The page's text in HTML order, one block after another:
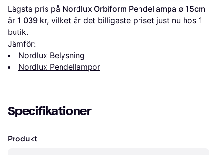
Lägsta pris på Nordlux Orbiform Pendellampa ∅ 15cm
är 1 039 kr, vilket är det billigaste priset just nu hos 1
butik.
Jämför:
Nordlux Belysning
Nordlux Pendellampor
Specifikationer
Produkt